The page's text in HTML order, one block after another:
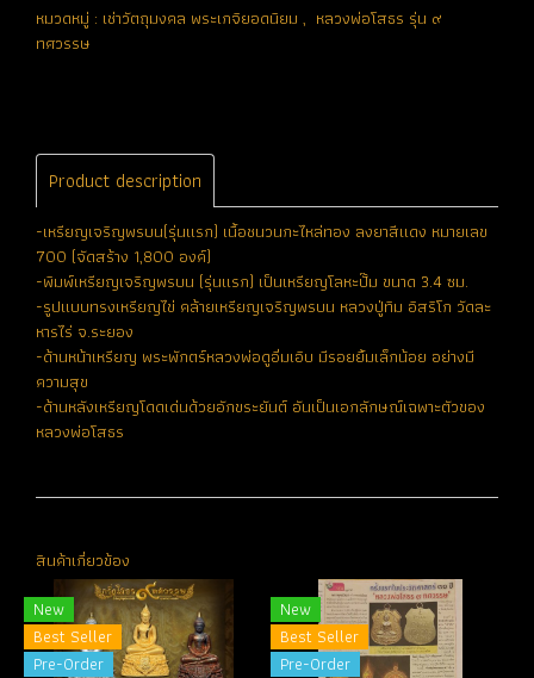
หมวดหมู่ : เช่าวัตถุมงคล พระเกจิยอดนิยม , หลวงพ่อโสธร รุ่น ๙
ทศวรรษ
Product description
-เหรียญเจริญพรบน(รุ่นแรก) เนื้อชนวนกะไหล่ทอง ลงยาสีแดง หมายเลข
700 (จัดสร้าง 1,800 องค์)
-พิมพ์เหรียญเจริญพรบน (รุ่นแรก) เป็นเหรียญโลหะปั๊ม ขนาด 3.4 ซม.
-รูปแบบทรงเหรียญไข่ คล้ายเหรียญเจริญพรบน หลวงปู่ทิม อิสริโก วัดละ
หารไร่ จ.ระยอง
-ด้านหน้าเหรียญ พระพักตร์หลวงพ่อดูอิ่มเอิบ มีรอยยิ้มเล็กน้อย อย่างมี
ความสุข
-ด้านหลังเหรียญโดดเด่นด้วยอักขระยันต์ อันเป็นเอกลักษณ์เฉพาะตัวของ
หลวงพ่อโสธร
สินค้าเกี่ยวข้อง
New
Best Seller
Pre-Order
New
Best Seller
Pre-Order